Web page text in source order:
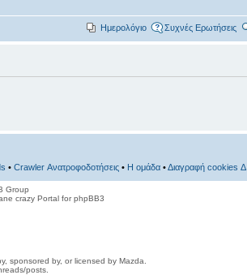
Ημερολόγιο Συχνές Ερωτήσεις
•Crawler Ανατροφοδοτήσεις • Η ομάδα •Διαγραφή cookies
Group
crazy Portal for phpBB3
sponsored by, or licensed by Mazda.
posts.